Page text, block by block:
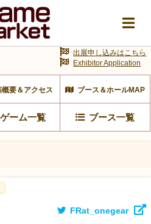
概要＆アクセス ブース＆ホールMAP
ゲーム一覧 ブース一覧
出展申し込みはこちら
Exhibitor Application
FRat_onegear